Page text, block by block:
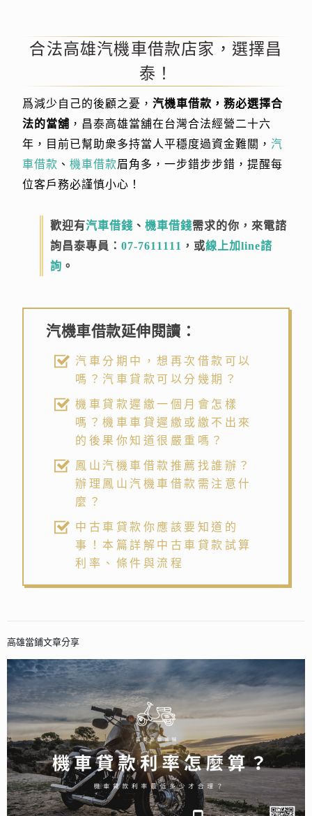
合法高雄汽機車借款店家，選擇昌
泰！
爲減少自己的後顧之憂，汽機車借款，務必選擇合
法的當舖 ，昌泰高雄當舖在台灣合法經營二十六
年，目前已幫助衆多持當人平穩度過資金難關，汽
車借款 、機車借款眉角多，一步錯步步錯，提醒每
位客戶務必謹慎小心！
歡迎有汽車借錢 、機車借錢需求的你，來電諮
詢昌泰專員：07-7611111 ，或線上加line諮
詢 。
汽機車借款延伸閱讀：
汽車分期中，想再次借款可以
嗎？汽車貸款可以分幾期？
機車貸款遲繳一個月會怎樣
嗎？機車車貸遲繳或繳不出來
的後果你知道很嚴重嗎？
鳳山汽機車借款推薦找誰辦？
辦理鳳山汽機車借款需注意什
麼？
中古車貸款你應該要知道的
事！本篇詳解中古車貸款試算
利率、條件與流程
高雄當鋪文章分享